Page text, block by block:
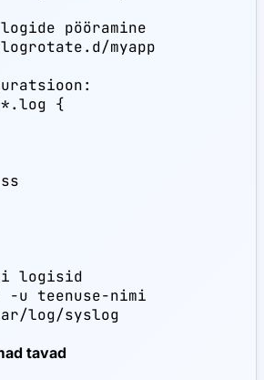
pööramine
myapp
*.log {
logisid
u teenuse-nimi
log/syslog
tavad